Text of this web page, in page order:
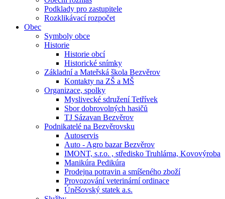
Podklady pro zastupitele
Rozklikávací rozpočet
Obec
Symboly obce
Historie
Historie obcí
Historické snímky
Základní a Mateřská škola Bezvěrov
Kontakty na ZŠ a MŠ
Organizace, spolky
Myslivecké sdružení Tetřívek
Sbor dobrovolných hasičů
TJ Sázavan Bezvěrov
Podnikatelé na Bezvěrovsku
Autoservis
Auto - Agro bazar Bezvěrov
IMONT, s.r.o. , středisko Truhlárna, Kovovýroba
Manikúra Pedikúra
Prodejna potravin a smíšeného zboží
Provozování veterinární ordinace
Úněšovský statek a.s.